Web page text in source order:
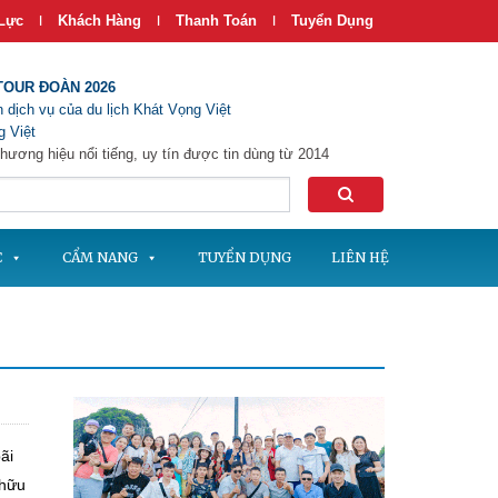
| Khách Hàng | Thanh Toán | Tuyển Dụng
ĐOÀN 2026
vụ của du lịch Khát Vọng Việt
Việt
hiệu nổi tiếng, uy tín được tin dùng từ 2014
CẨM NANG TUYỂN DỤNG LIÊN HỆ